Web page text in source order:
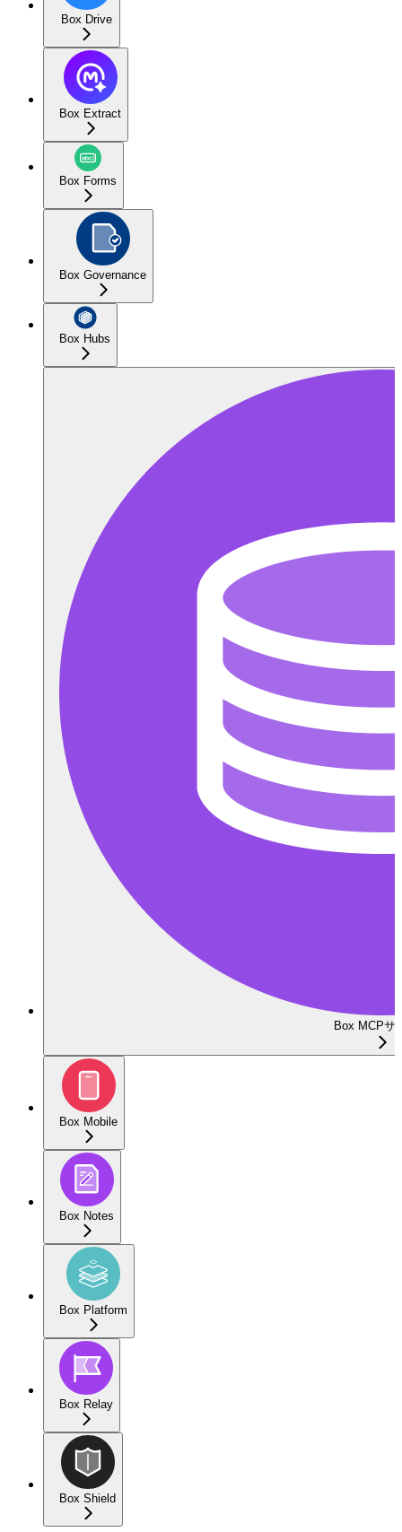
Box Drive
Box Extract
Box Forms
Box Governance
Box Hubs
Box MCPサ
Box Mobile
Box Notes
Box Platform
Box Relay
Box Shield